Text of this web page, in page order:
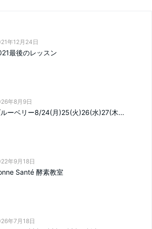
年12月24日
最後のレッスン
年8月9日
ーベリー8/24(月)25(火)26(水)27(木...
年9月18日
Santé 酵素教室
年7月18日